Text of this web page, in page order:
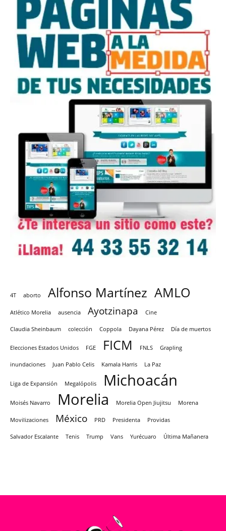
4T aborto Alfonso Martínez AMLO
Atlético Morelia ausencia Ayotzinapa Cine
Claudia Sheinbaum colección Coppola Dayana Pérez Día de muertos
Elecciones Estados Unidos FGE FICM FNLS Grapling
inundaciones Juan Pablo Celis Kamala Harris La Paz
Liga de Expansión Megalópolis Michoacán
Moisés Navarro Morelia Morelia Open Jiujitsu Morena
Movilizaciones México PRD Presidenta Providas
Salvador Escalante Tenis Trump Vans Yurécuaro Última Mañanera